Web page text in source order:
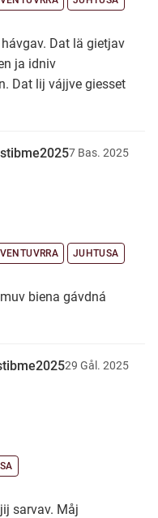
Dat lä gietjav
ja idniv
Dat lij vájjve giesset
7 Bas. 2025
JUHTUSA
biena gávdná
29 Gål. 2025
sarvav. Måj